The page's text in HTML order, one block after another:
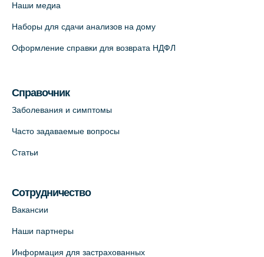
+7 (812) 660-73-69
На карте
Красносельское шоссе, 54, к.3
Медицинский центр на Кондратьевском
Наши медиа
Наборы для сдачи анализов на дому
Оформление справки для возврата НДФЛ
Справочник
Заболевания и симптомы
Часто задаваемые вопросы
Статьи
Сотрудничество
Вакансии
Наши партнеры
Информация для застрахованных